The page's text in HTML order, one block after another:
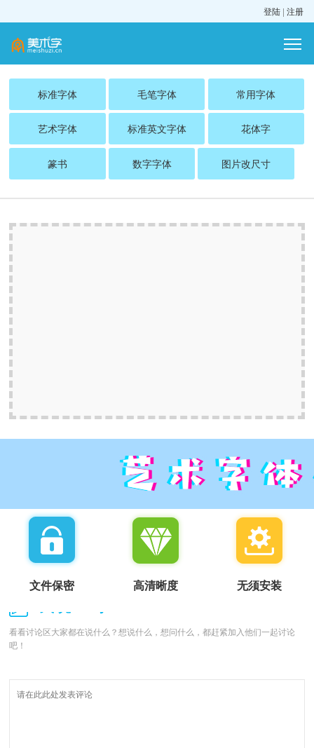
登陆 | 注册
标准字体 毛笔字体 常用字体
艺术字体 标准英文字体 花体字
篆书 数字字体 图片改尺寸
文件保密 高清晰度 无须安装
看看讨论区大家都在说什么？想说什么，想问什么，都赶紧加入他们一起讨论
吧！